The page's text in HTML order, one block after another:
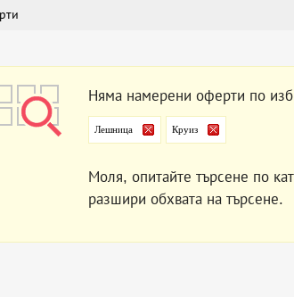
Няма намерени оферти по
Лешница Круиз
Моля, опитайте търсене по
разшири обхвата на търсене.